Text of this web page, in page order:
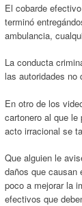
El cobarde
terminó
ambulancia,
La conducta
las autoridades no
En otro de los
cartonero al que
acto irracional se
Que alguien le
daños que causan
poco a mejorar la
efectivos que